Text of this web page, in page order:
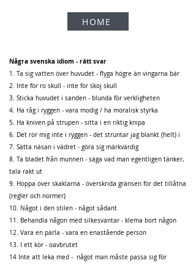
HOME
Några svenska idiom - rätt svar
1. Ta sig vatten över huvudet - flyga högre än vingarna bär
2. Inte för ro skull - inte för skoj skull
3. Sticka huvudet i sanden - blunda för verkligheten
4. Ha råg i ryggen - vara modig / ha moralisk styrka
5. Ha kniven på strupen - sitta i en riktig knipa
6. Det rör mig inte i ryggen - det struntar jag blankt (helt) i
7. Sätta näsan i vädret - göra sig märkvärdig
8. Ta bladet från munnen - säga vad man egentligen tänker,
tala rakt ut
9. Hoppa över skaklarna - överskrida gränsen för det tillåtna
(regler och normer)
10. Något i den stilen - något sådant
11. Behandla någon med silkesvantar - klema bort någon
12. Vara en pärla - vara en enastående person
13. I ett kör - oavbrutet
14 Inte att leka med - något man måste passa sig för